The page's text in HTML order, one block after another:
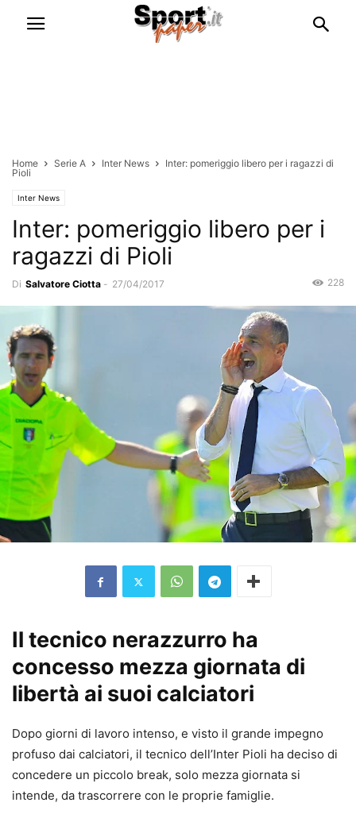
Home Serie A Inter News
Inter: pomeriggio libero per i ragazzi di
Pioli
Inter News
Inter: pomeriggio libero per i
ragazzi di Pioli
Di Salvatore Ciotta - 27/04/2017 228
Il tecnico nerazzurro ha
concesso mezza giornata di
libertà ai suoi calciatori
Dopo giorni di lavoro intenso, e visto il grande impegno
profuso dai calciatori, il tecnico dell’Inter Pioli ha deciso di
concedere un piccolo break, solo mezza giornata si
intende, da trascorrere con le proprie famiglie.